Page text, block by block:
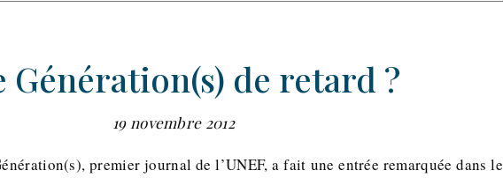
Génération(s) de retard ?
19 novembre 2012
premier journal de l’UNEF, a fait une entrée remarquée dans le